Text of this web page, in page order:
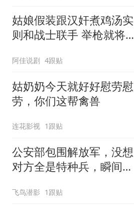
姑娘假装跟汉奸煮鸡汤实
则和战士联手 举枪就将汉
阿佳说剧 4跟贴
姑奶奶今天就好好慰劳慰
劳，你们这帮禽兽
连花影视 1跟贴
公安部包围解放军，没想
对方全是特种兵，瞬间拿
飞鸟潜影 1跟贴